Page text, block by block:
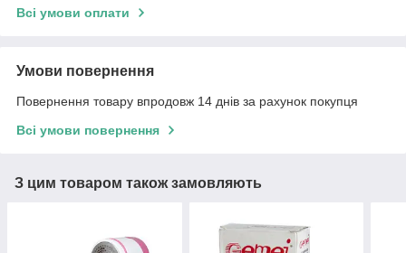
Всі умови оплати
Умови повернення
Повернення товару впродовж 14 днів за рахунок покупця
Всі умови повернення
З цим товаром також замовляють